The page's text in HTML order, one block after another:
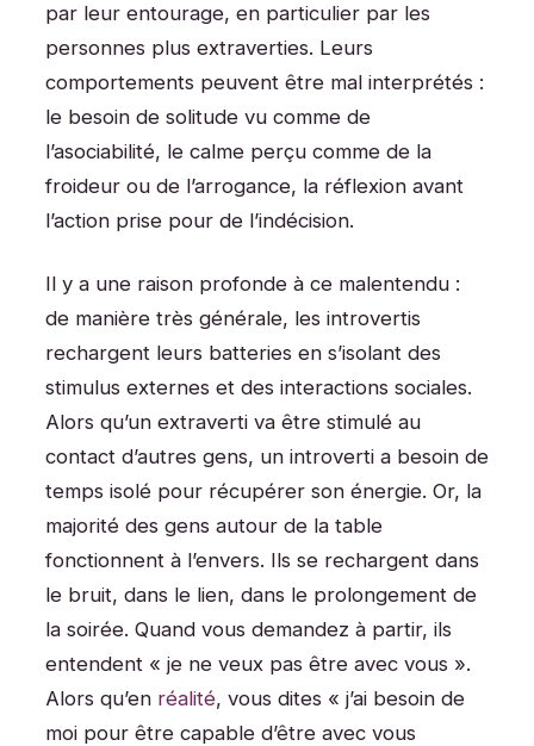
par leur entourage, en particulier par les
personnes plus extraverties. Leurs
comportements peuvent être mal interprétés :
le besoin de solitude vu comme de
l’asociabilité, le calme perçu comme de la
froideur ou de l’arrogance, la réflexion avant
l’action prise pour de l’indécision.
Il y a une raison profonde à ce malentendu :
de manière très générale, les introvertis
rechargent leurs batteries en s’isolant des
stimulus externes et des interactions sociales.
Alors qu’un extraverti va être stimulé au
contact d’autres gens, un introverti a besoin de
temps isolé pour récupérer son énergie. Or, la
majorité des gens autour de la table
fonctionnent à l’envers. Ils se rechargent dans
le bruit, dans le lien, dans le prolongement de
la soirée. Quand vous demandez à partir, ils
entendent « je ne veux pas être avec vous ».
Alors qu’en réalité, vous dites « j’ai besoin de
moi pour être capable d’être avec vous